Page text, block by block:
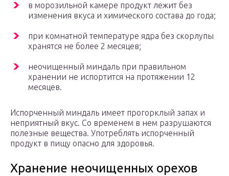
в морозильной камере продукт лежит без
изменения вкуса и химического состава до года;
при комнатной температуре ядра без скорлупы
хранятся не более 2 месяцев;
неочищенный миндаль при правильном
хранении не испортится на протяжении 12
месяцев.
Испорченный миндаль имеет прогорклый запах и
неприятный вкус. Со временем в нем разрушаются
полезные вещества. Употреблять испорченный
продукт в пищу опасно для здоровья.
Хранение неочищенных орехов